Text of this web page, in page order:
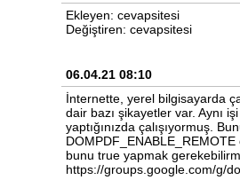
Ekleyen: cevapsitesi
Değiştiren: cevapsitesi
06.04.21 08:10
İnternette, yerel bilgisayarda
dair bazı şikayetler var. Aynı
yaptığınızda çalışıyormuş.
bunu true yapmak
https://groups.google.com/g/